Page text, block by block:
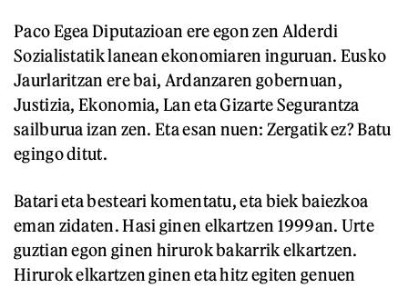
Paco Egea Diputazioan ere egon zen Alderdi
Sozialistatik lanean ekonomiaren inguruan. Eusko
Jaurlaritzan ere bai, Ardanzaren gobernuan,
Justizia, Ekonomia, Lan eta Gizarte Segurantza
sailburua izan zen. Eta esan nuen: Zergatik ez? Batu
egingo ditut.
Batari eta besteari komentatu, eta biek baiezkoa
eman zidaten. Hasi ginen elkartzen 1999an. Urte
guztian egon ginen hirurok bakarrik elkartzen.
Hirurok elkartzen ginen eta hitz egiten genuen